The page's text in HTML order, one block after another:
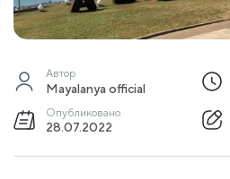
Автор
Mayalanya official
Опубликовано
28.07.2022